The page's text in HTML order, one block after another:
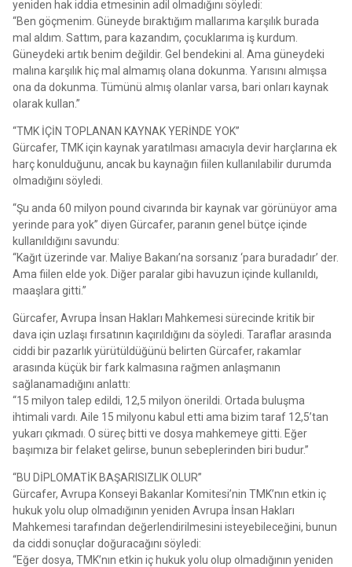
yeniden hak iddia etmesinin adil olmadığını söyledi:
“Ben göçmenim. Güneyde bıraktığım mallarıma karşılık burada
mal aldım. Sattım, para kazandım, çocuklarıma iş kurdum.
Güneydeki artık benim değildir. Gel bendekini al. Ama güneydeki
malına karşılık hiç mal almamış olana dokunma. Yarısını almışsa
ona da dokunma. Tümünü almış olanlar varsa, bari onları kaynak
olarak kullan.”
“TMK İÇİN TOPLANAN KAYNAK YERİNDE YOK”
Gürcafer, TMK için kaynak yaratılması amacıyla devir harçlarına ek
harç konulduğunu, ancak bu kaynağın fiilen kullanılabilir durumda
olmadığını söyledi.
“Şu anda 60 milyon pound civarında bir kaynak var görünüyor ama
yerinde para yok” diyen Gürcafer, paranın genel bütçe içinde
kullanıldığını savundu:
“Kağıt üzerinde var. Maliye Bakanı’na sorsanız ‘para buradadır’ der.
Ama fiilen elde yok. Diğer paralar gibi havuzun içinde kullanıldı,
maaşlara gitti.”
Gürcafer, Avrupa İnsan Hakları Mahkemesi sürecinde kritik bir
dava için uzlaşı fırsatının kaçırıldığını da söyledi. Taraflar arasında
ciddi bir pazarlık yürütüldüğünü belirten Gürcafer, rakamlar
arasında küçük bir fark kalmasına rağmen anlaşmanın
sağlanamadığını anlattı:
“15 milyon talep edildi, 12,5 milyon önerildi. Ortada buluşma
ihtimali vardı. Aile 15 milyonu kabul etti ama bizim taraf 12,5’tan
yukarı çıkmadı. O süreç bitti ve dosya mahkemeye gitti. Eğer
başımıza bir felaket gelirse, bunun sebeplerinden biri budur.”
“BU DİPLOMATİK BAŞARISIZLIK OLUR”
Gürcafer, Avrupa Konseyi Bakanlar Komitesi’nin TMK’nın etkin iç
hukuk yolu olup olmadığının yeniden Avrupa İnsan Hakları
Mahkemesi tarafından değerlendirilmesini isteyebileceğini, bunun
da ciddi sonuçlar doğuracağını söyledi:
“Eğer dosya, TMK’nın etkin iç hukuk yolu olup olmadığının yeniden